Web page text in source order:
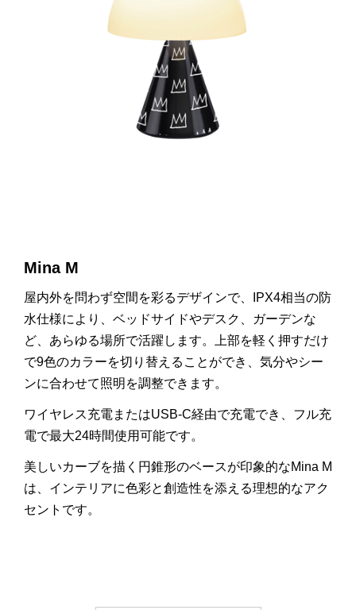
Mina M
屋内外を問わず空間を彩るデザインで、 IPX4相当の防
水仕様により、ベッドサイドやデスク、ガーデンな
ど、あらゆる場所で活躍します。上部を軽く押すだけ
で9色のカラーを切り替えることができ、気分やシー
ンに合わせて照明を調整できます。
ワイヤレス充電またはUSB-C経由で充電でき、フル充
電で最大24時間使用可能です。
美しいカーブを描く円錐形のベースが印象的なMina M
は、インテリアに色彩と創造性を添える理想的なアク
セントです。